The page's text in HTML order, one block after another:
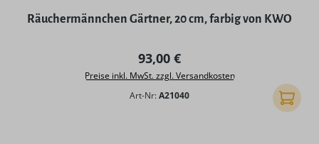
Durchschnittliche Bewertung von 5 von 5 Sternen
Räuchermännchen Gärtner, 20 cm, farbig von KWO
Regulärer Preis:
93,00 €
Preise inkl. MwSt. zzgl. Versandkosten
Art-Nr:A21040 In den